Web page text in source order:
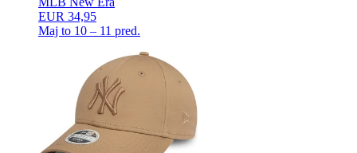
EUR 34,95
Maj to 10 – 11 pred.